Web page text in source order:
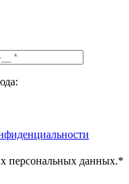
персональных данных.*